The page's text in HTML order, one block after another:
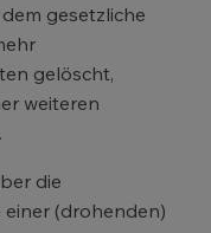
gesetzliche
gelöscht,
weiteren
die
einer (drohenden)